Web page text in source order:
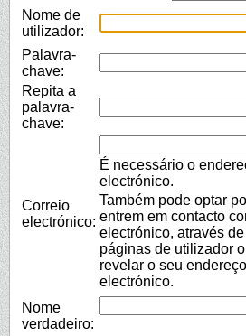
Nome de
utilizador:
Palavra-
chave:
Repita a
palavra-
chave:
Correio
electrónico:
É necessário o
electrónico.
Também pode optar
entrem em contacto
electrónico, através
páginas de utilizador
revelar o seu
electrónico.
Nome
verdadeiro: